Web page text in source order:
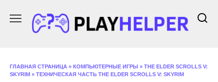
содержанию
ГЛАВНАЯ СТРАНИЦА » КОМПЬЮТЕРНЫЕ ИГРЫ » THE ELDER SCROLLS V:
SKYRIM » ТЕХНИЧЕСКАЯ ЧАСТЬ THE ELDER SCROLLS V: SKYRIM